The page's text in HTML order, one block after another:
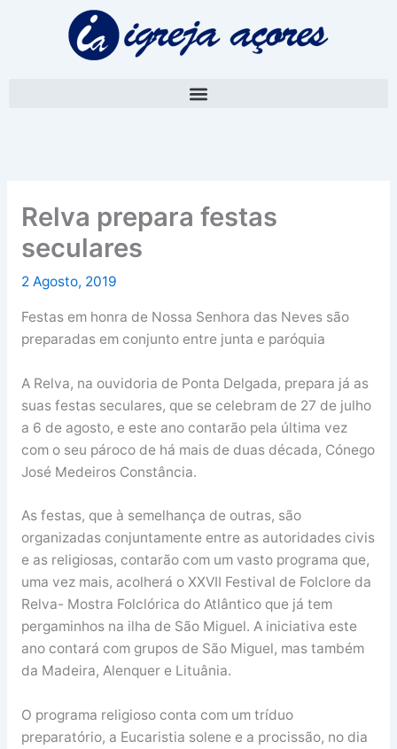
Relva prepara festas
seculares
2 Agosto, 2019
Festas em honra de Nossa Senhora das Neves são
preparadas em conjunto entre junta e paróquia
A Relva, na ouvidoria de Ponta Delgada, prepara já as
suas festas seculares, que se celebram de 27 de julho
a 6 de agosto, e este ano contarão pela última vez
com o seu pároco de há mais de duas década, Cónego
José Medeiros Constância.
As festas, que à semelhança de outras, são
organizadas conjuntamente entre as autoridades civis
e as religiosas, contarão com um vasto programa que,
uma vez mais, acolherá o XXVII Festival de Folclore da
Relva- Mostra Folclórica do Atlântico que já tem
pergaminhos na ilha de São Miguel. A iniciativa este
ano contará com grupos de São Miguel, mas também
da Madeira, Alenquer e Lituânia.
O programa religioso conta com um tríduo
preparatório, a Eucaristia solene e a procissão, no dia